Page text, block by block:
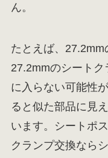
ん。
たとえば、
27.2mmのシートク
に入らない可能性
ると似た部品に見
います。シートポ
クランプ交換なら